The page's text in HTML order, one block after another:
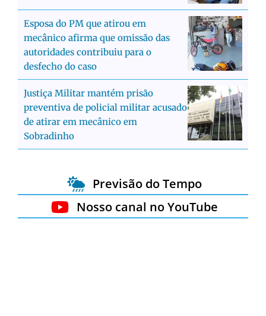
Esposa do PM que atirou em
mecânico afirma que omissão das
autoridades contribuiu para o
desfecho do caso
Justiça Militar mantém prisão
preventiva de policial militar acusado
de atirar em mecânico em
Sobradinho
Previsão do Tempo
Nosso canal no YouTube